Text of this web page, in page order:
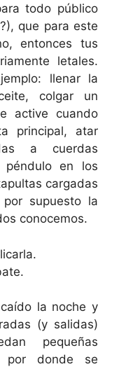
todo público
que para este
entonces tus
letales.
llenar la
colgar un
active cuando
principal, atar
a cuerdas
en los
cargadas
supuesto la
conocemos.
la noche y
(y salidas)
pequeñas
por donde se